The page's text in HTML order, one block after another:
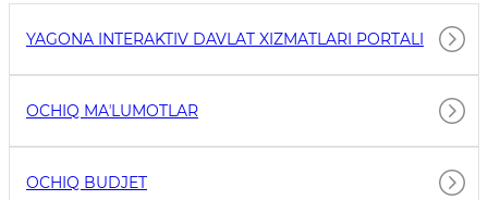
YAGONA INTERAKTIV DAVLAT XIZMATLARI PORTALI
OCHIQ MAʼLUMOTLAR
OCHIQ BUDJET